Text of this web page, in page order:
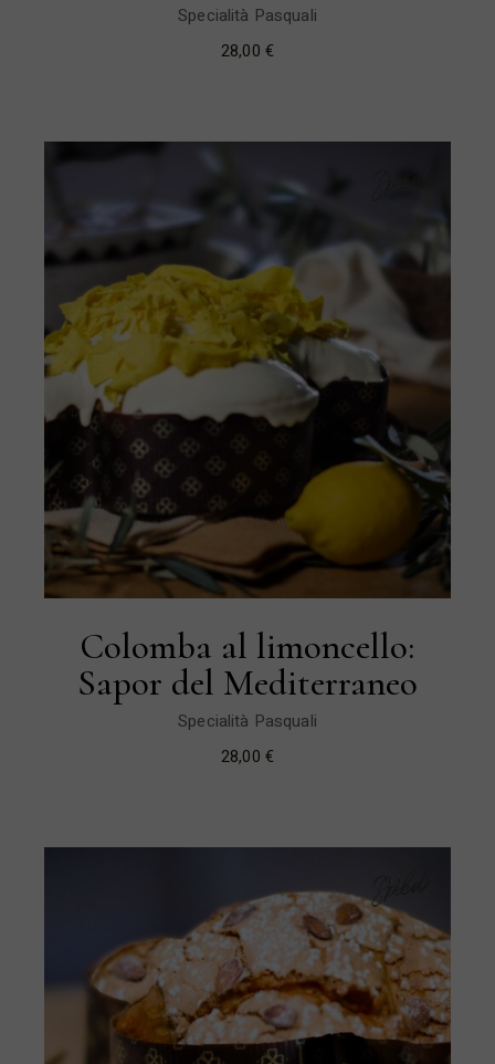
Specialità Pasquali
28,00 €
Colomba al limoncello:
Sapor del Mediterraneo
Specialità Pasquali
28,00 €
Sold
New